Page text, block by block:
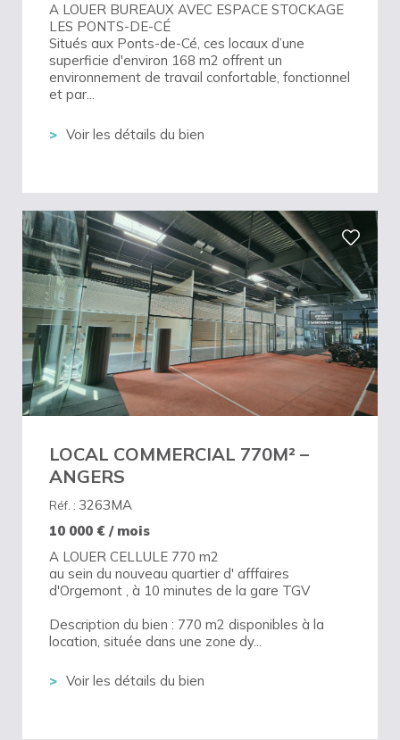
A LOUER BUREAUX AVEC ESPACE STOCKAGE
LES PONTS-DE-CÉ
Situés aux Ponts-de-Cé, ces locaux d’une
superficie d'environ 168 m2 offrent un
environnement de travail confortable, fonctionnel
et par...
Voir les détails du bien
LOCAL COMMERCIAL 770M² –
ANGERS
Réf. : 3263MA
10 000 € / mois
A LOUER CELLULE 770 m2
au sein du nouveau quartier d' afffaires
d'Orgemont , à 10 minutes de la gare TGV
Description du bien : 770 m2 disponibles à la
location, située dans une zone dy...
Voir les détails du bien